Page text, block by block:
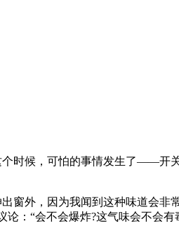
时候，可怕的事情发生了——开
窗外，因为我闻到这种味道会非
：“会不会爆炸?这气味会不会